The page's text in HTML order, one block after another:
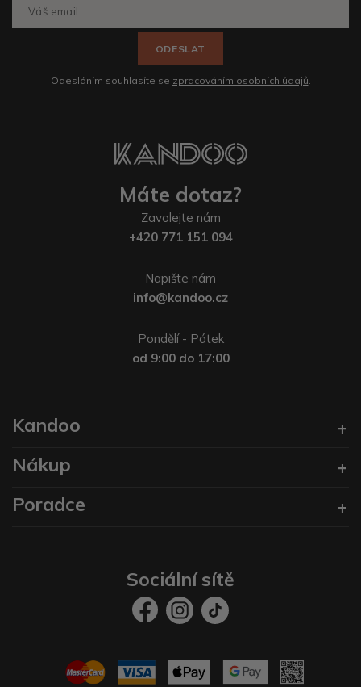
ODESLAT
Odesláním souhlasíte se zpracováním osobních údajů
Máte dotaz?
Zavolejte nám
+420 771 151 094
Napište nám
info@kandoo.cz
Pondělí - Pátek
od 9:00 do 17:00
Kandoo
Nákup
Poradce
Sociální sítě